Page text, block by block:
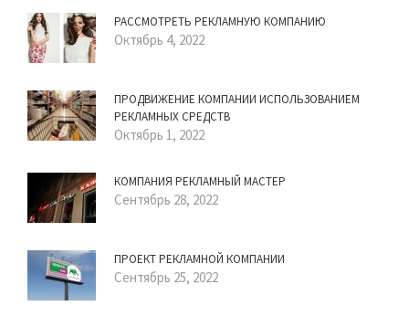
РАССМОТРЕТЬ РЕКЛАМНУЮ КОМПАНИЮ
Октябрь 4, 2022
ПРОДВИЖЕНИЕ КОМПАНИИ ИСПОЛЬЗОВАНИЕМ
РЕКЛАМНЫХ СРЕДСТВ
Октябрь 1, 2022
КОМПАНИЯ РЕКЛАМНЫЙ МАСТЕР
Сентябрь 28, 2022
ПРОЕКТ РЕКЛАМНОЙ КОМПАНИИ
Сентябрь 25, 2022